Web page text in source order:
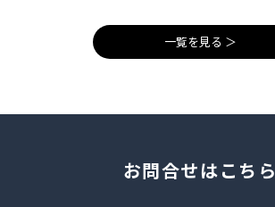
一覧を見る ＞
お問合せはこちら